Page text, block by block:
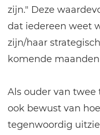
zijn." Deze
dat iedereen weet
zijn/haar
komende
Als ouder van twee
ook bewust van
tegenwoordig